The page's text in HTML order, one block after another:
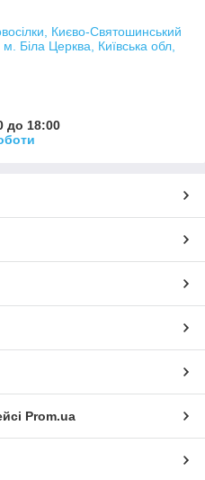
Києво-Святошинський
Біла Церква, Київська обл,
до 18:00
Prom.ua